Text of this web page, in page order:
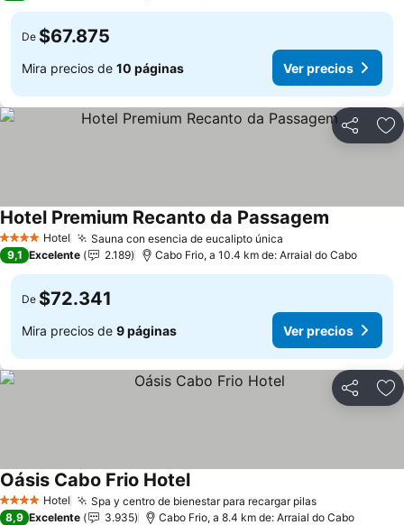
De $67.875
Mira precios de 10 páginas Ver precios
Compartir
4 EstrellasHotel Sauna con esencia de eucalipto única
Hotel Premium Recanto da Passagem
9,1 Excelente 2.189 Cabo Frio, a 10.4 km de: Arraial do Cabo
De $72.341
Mira precios de 9 páginas Ver precios
Compartir
4 EstrellasHotel Spa y centro de bienestar para recargar pilasVer precios
Oásis Cabo Frio HotelVer precios
8,9 Excelente 3.935 Cabo Frio, a 8.4 km de: Arraial do Cabo